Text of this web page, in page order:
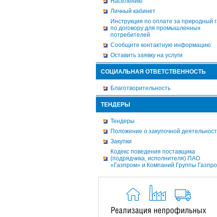
Личный кабинет
Инструкция по оплате за природный
по договору для промышленных
потребителей
Сообщите контактную информацию
Оставить заявку на услуги
СОЦИАЛЬНАЯ ОТВЕТСТВЕННОСТЬ
Благотворительность
ТЕНДЕРЫ
Тендеры
Положение о закупочной
Закупки
Кодекс поведения поставщика
(подрядчика, исполнителя) ПАО
«Газпром» и Компаний Группы